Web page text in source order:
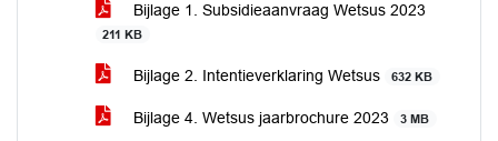
Bijlage 1. Subsidieaanvraag Wetsus 2023
211 KB
Bijlage 2. Intentieverklaring Wetsus 632 KB
Bijlage 4. Wetsus jaarbrochure 2023 3 MB